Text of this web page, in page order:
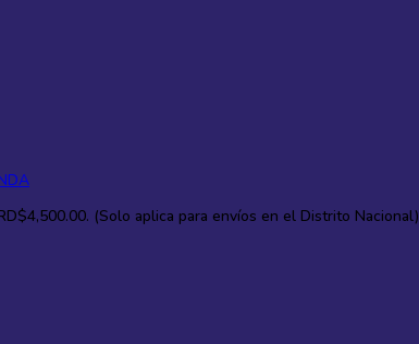
(Solo aplica para envíos en el Distrito Nacional)